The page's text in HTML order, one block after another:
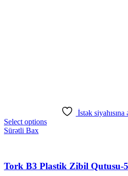
İstək siyahısına
Select options
Sürətli Bax
Tork B3 Plastik Zibil Qutusu-